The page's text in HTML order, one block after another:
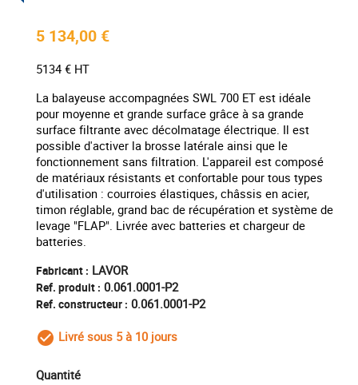
5 134,00 €
5134 € HT
La balayeuse accompagnées SWL 700 ET est idéale
pour moyenne et grande surface grâce à sa grande
surface filtrante avec décolmatage électrique. Il est
possible d'activer la brosse latérale ainsi que le
fonctionnement sans filtration. L'appareil est composé
de matériaux résistants et confortable pour tous types
d'utilisation : courroies élastiques, châssis en acier,
timon réglable, grand bac de récupération et système de
levage "FLAP". Livrée avec batteries et chargeur de
batteries.
Fabricant : LAVOR
Ref. produit : 0.061.0001-P2
Ref. constructeur : 0.061.0001-P2
check_circle_outline
Livré sous 5 à 10 jours
Quantité